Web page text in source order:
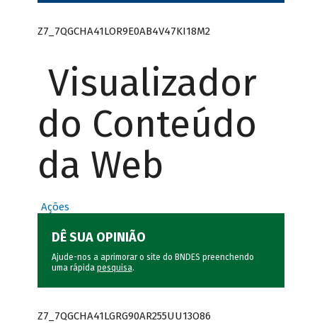
Z7_7QGCHA41LOR9E0AB4V47KI18M2
Visualizador
do Conteúdo
da Web
Ações
DÊ SUA OPINIÃO
Ajude-nos a aprimorar o site do BNDES preenchendo
uma rápida pesquisa.
Z7_7QGCHA41LGRG90AR255UU13O86